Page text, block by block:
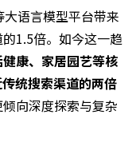
语言模型平台带来
1.5倍。如今这一趋
康、家居园艺等核
统搜索渠道的两倍
向深度探索与复杂